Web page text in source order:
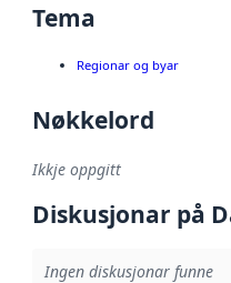
Tema
Regionar og byar
Nøkkelord
Ikkje oppgitt
Diskusjonar på
Ingen diskusjonar funne